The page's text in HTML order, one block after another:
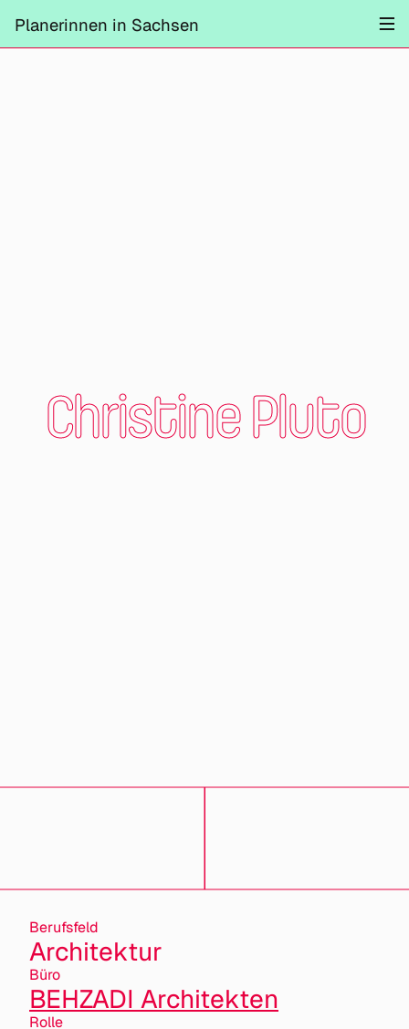
Planerinnen in SachsenInformation
Christine Pluto
Berufsfeld
Architektur
Büro
BEHZADI Architekten
Rolle